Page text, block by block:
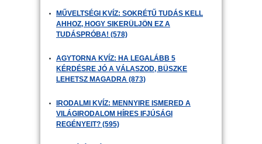
MŰVELTSÉGI KVÍZ: SOKRÉTŰ TUDÁS KELL
AHHOZ, HOGY SIKERÜLJÖN EZ A
TUDÁSPRÓBA! (578)
AGYTORNA KVÍZ: HA LEGALÁBB 5
KÉRDÉSRE JÓ A VÁLASZOD, BÜSZKE
LEHETSZ MAGADRA (873)
IRODALMI KVÍZ: MENNYIRE ISMERED A
VILÁGIRODALOM HÍRES IFJÚSÁGI
REGÉNYEIT? (595)